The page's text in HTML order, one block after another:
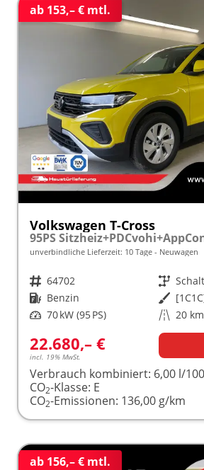
ab 153,– € mtl.
Volkswagen T-Cross
unverbindliche Lieferzeit: 10 Tage Neuwagen
Fahrzeugnr. 64702 Getriebe
Kraftstoff Benzin Außenfarbe
Leistung 70 kW (95 PS) Kilometerstand 20 km
22.680,– €
incl. 19% MwSt.
Verbrauch kombiniert: 6,00 l/
CO2-Klasse: E
CO2-Emissionen: 136,00 g/km
ab 156,– € mtl.